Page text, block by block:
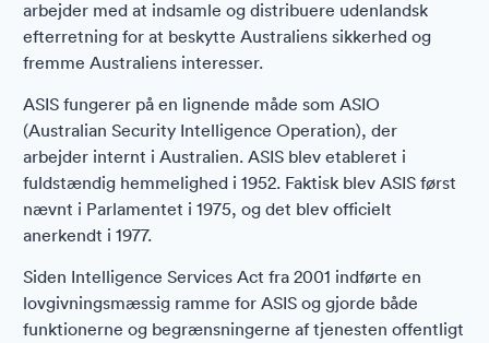
arbejder med at indsamle og distribuere udenlandsk
efterretning for at beskytte Australiens sikkerhed og
fremme Australiens interesser.
ASIS fungerer på en lignende måde som ASIO
(Australian Security Intelligence Operation), der
arbejder internt i Australien. ASIS blev etableret i
fuldstændig hemmelighed i 1952. Faktisk blev ASIS først
nævnt i Parlamentet i 1975, og det blev officielt
anerkendt i 1977.
Siden Intelligence Services Act fra 2001 indførte en
lovgivningsmæssig ramme for ASIS og gjorde både
funktionerne og begrænsningerne af tjenesten offentligt